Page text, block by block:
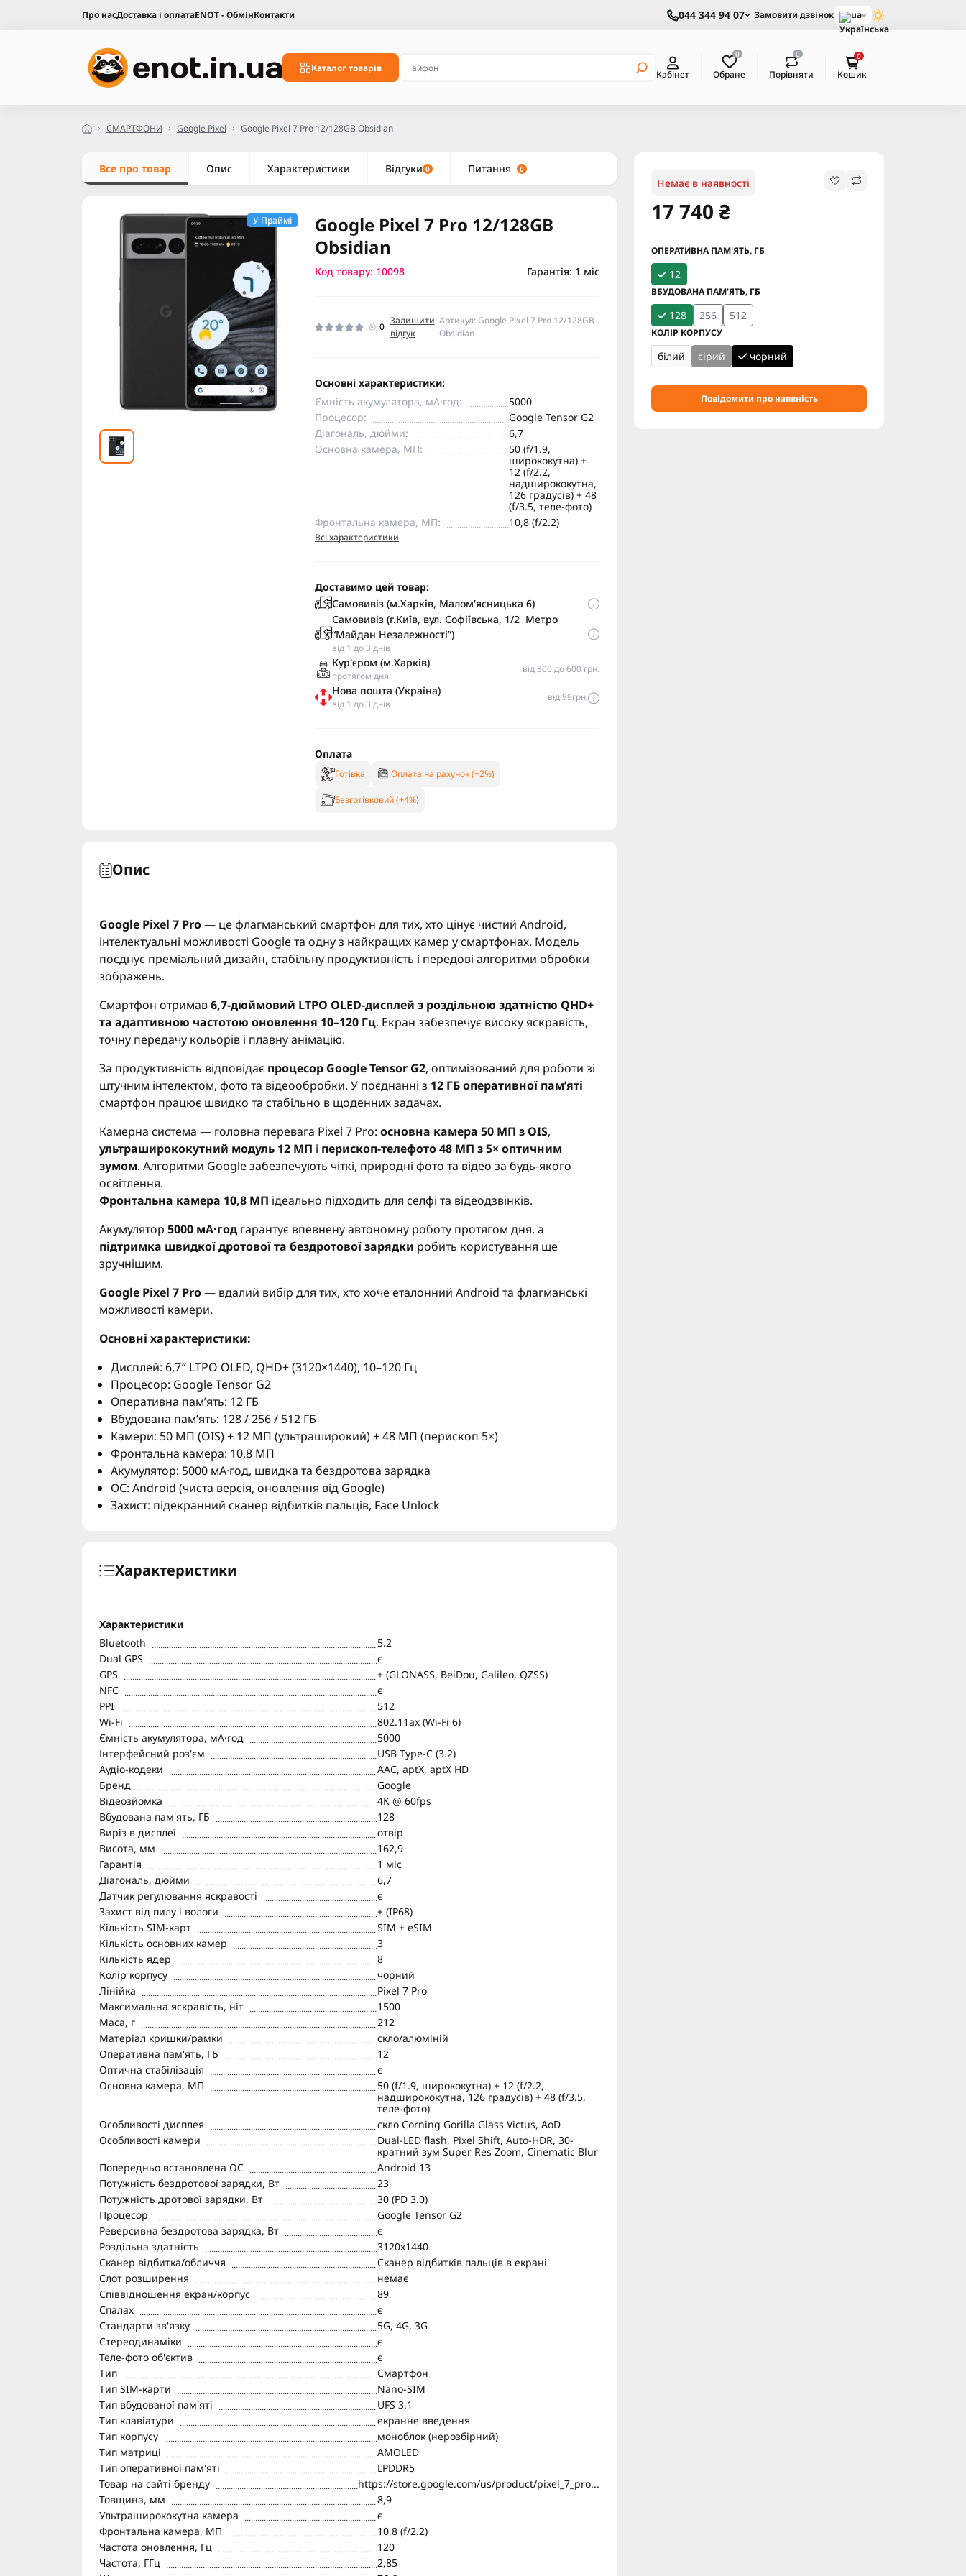
Про насДоставка і оплатаENOT - ОбмінКонтакти 044 344 94 07 Замовити дзвінок ua
Каталог товарів
Кабінет
0
Обране
0
Порівняти
0
Кошик
СМАРТФОНИ Google Pixel Google Pixel 7 Pro 12/128GB Obsidian
Все про товар Опис Характеристики Відгуки 0 Питання 0
У Праймі
Google Pixel 7 Pro 12/128GB
Obsidian
Код товару: 10098 Гарантія: 1 міс
0
Залишити
відгук
Артикул: Google Pixel 7 Pro 12/128GB
Obsidian
Немає в наявності
17 740 ₴
ОПЕРАТИВНА ПАМ'ЯТЬ, ГБ
12
ВБУДОВАНА ПАМ'ЯТЬ, ГБ
128 256 512
КОЛІР КОРПУСУ
білий сірий чорний
Повідомити про наявність
Основні характеристики:
Ємність акумулятора, мА·год:
5000
Процесор:
Google Tensor G2
Діагональ, дюйми:
6,7
Основна камера, МП:
50 (f/1.9,
ширококутна) +
12 (f/2.2,
надширококутна,
126 градусів) + 48
(f/3.5, теле-фото)
Фронтальна камера, МП:
10,8 (f/2.2)
Всі характеристики
Доставимо цей товар:
Самовивіз (м.Харків, Малом'ясницька 6)
Самовивіз (г.Київ, вул. Софіївська, 1/2 Метро
“Майдан Незалежності”)
від 1 до 3 днів
Кур'єром (м.Харків)
протягом дня
від 300 до 600 грн.
Нова пошта (Україна)
від 1 до 3 днів
від 99грн.
Оплата
Готівка Оплата на рахунок (+2%)
Безготівковий (+4%)
Опис
Google Pixel 7 Pro— це флагманський смартфон для тих, хто цінує чистий Android,
інтелектуальні можливості Google та одну з найкращих камер у смартфонах. Модель
поєднує преміальний дизайн, стабільну продуктивність і передові алгоритми обробки
зображень.
Смартфон отримав6,7-дюймовий LTPO OLED-дисплей з роздільною здатністю QHD+
та адаптивною частотою оновлення 10–120 Гц. Екран забезпечує високу яскравість,
точну передачу кольорів і плавну анімацію.
За продуктивність відповідає процесор Google Tensor G2, оптимізований для роботи зі
штучним інтелектом, фото та відеообробки. У поєднанні з 12 ГБ оперативної пам’яті
смартфон працює швидко та стабільно в щоденних задачах.
Камерна система — головна перевага Pixel 7 Pro: основна камера 50 МП з OIS,
ультраширококутний модуль 12 МП і перископ-телефото 48 МП з 5× оптичним
зумом. Алгоритми Google забезпечують чіткі, природні фото та відео за будь-якого
освітлення.
Фронтальна камера 10,8 МП ідеально підходить для селфі та відеодзвінків.
Акумулятор 5000 мА·год гарантує впевнену автономну роботу протягом дня, а
підтримка швидкої дротової та бездротової зарядки робить користування ще
зручнішим.
Google Pixel 7 Pro— вдалий вибір для тих, хто хоче еталонний Android та флагманські
можливості камери.
Основні характеристики:
Дисплей: 6,7″ LTPO OLED, QHD+ (3120×1440), 10–120 Гц
Процесор: Google Tensor G2
Оперативна пам’ять: 12 ГБ
Вбудована пам’ять: 128 / 256 / 512 ГБ
Камери: 50 МП (OIS) + 12 МП (ультраширокий) + 48 МП (перископ 5×)
Фронтальна камера: 10,8 МП
Акумулятор: 5000 мА·год, швидка та бездротова зарядка
ОС: Android (чиста версія, оновлення від Google)
Захист: підекранний сканер відбитків пальців, Face Unlock
Характеристики
Характеристики
Bluetooth
5.2
Dual GPS
є
GPS
+ (GLONASS, BeiDou, Galileo, QZSS)
NFC
є
PPI
512
Wi-Fi
802.11ax (Wi-Fi 6)
Ємність акумулятора, мА·год
5000
Інтерфейсний роз'єм
USB Type-C (3.2)
Аудіо-кодеки
AAC, aptX, aptX HD
Бренд
Google
Відеозйомка
4K @ 60fps
Вбудована пам'ять, ГБ
128
Виріз в дисплеї
отвір
Висота, мм
162,9
Гарантія
1 міс
Діагональ, дюйми
6,7
Датчик регулювання яскравості
є
Захист від пилу і вологи
+ (IP68)
Кількість SIM-карт
SIM + eSIM
Кількість основних камер
3
Кількість ядер
8
Колір корпусу
чорний
Лінійка
Pixel 7 Pro
Максимальна яскравість, ніт
1500
Маса, г
212
Матеріал кришки/рамки
скло/алюміній
Оперативна пам'ять, ГБ
12
Оптична стабілізація
є
Основна камера, МП
50 (f/1.9, ширококутна) + 12 (f/2.2,
надширококутна, 126 градусів) + 48 (f/3.5,
теле-фото)
Особливості дисплея
скло Corning Gorilla Glass Victus, AoD
Особливості камери
Dual-LED flash, Pixel Shift, Auto-HDR, 30-
кратний зум Super Res Zoom, Cinematic Blur
Попередньо встановлена ОС
Android 13
Потужність бездротової зарядки, Вт
23
Потужність дротової зарядки, Вт
30 (PD 3.0)
Процесор
Google Tensor G2
Реверсивна бездротова зарядка, Вт
є
Роздільна здатність
3120х1440
Сканер відбитка/обличчя
Сканер відбитків пальців в екрані
Слот розширення
немає
Співвідношення екран/корпус
89
Спалах
є
Стандарти зв'язку
5G, 4G, 3G
Стереодинаміки
є
Теле-фото об'єктив
є
Тип
Смартфон
Тип SIM-карти
Nano-SIM
Тип вбудованої пам'яті
UFS 3.1
Тип клавіатури
екранне введення
Тип корпусу
моноблок (нерозбірний)
Тип матриці
AMOLED
Тип оперативної пам'яті
LPDDR5
Товар на сайті бренду
https://store.google.com/us/product/pixel_7_pro...
Товщина, мм
8,9
Ультраширококутна камера
є
Фронтальна камера, МП
10,8 (f/2.2)
Частота оновлення, Гц
120
Частота, ГГц
2,85